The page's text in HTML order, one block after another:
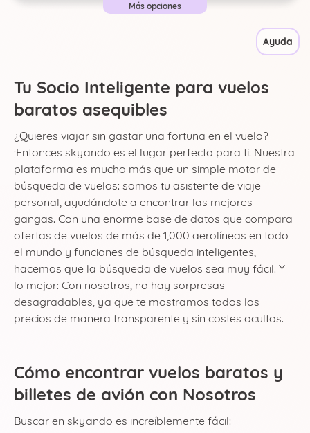
Más opciones
Ayuda
Tu Socio Inteligente para vuelos
baratos asequibles
¿Quieres viajar sin gastar una fortuna en el vuelo?
¡Entonces skyando es el lugar perfecto para ti! Nuestra
plataforma es mucho más que un simple motor de
búsqueda de vuelos: somos tu asistente de viaje
personal, ayudándote a encontrar las mejores
gangas. Con una enorme base de datos que compara
ofertas de vuelos de más de 1,000 aerolíneas en todo
el mundo y funciones de búsqueda inteligentes,
hacemos que la búsqueda de vuelos sea muy fácil. Y
lo mejor: Con nosotros, no hay sorpresas
desagradables, ya que te mostramos todos los
precios de manera transparente y sin costes ocultos.
Cómo encontrar vuelos baratos y
billetes de avión con Nosotros
Buscar en skyando es increíblemente fácil: